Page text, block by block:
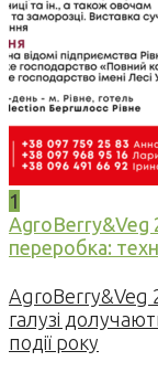
1
AgroBerry&Veg
переробка:
AgroBerry&Veg
галузі
події року